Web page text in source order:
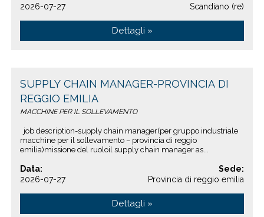
2026-07-27
Scandiano (re)
Dettagli »
SUPPLY CHAIN MANAGER-PROVINCIA DI
REGGIO EMILIA
MACCHINE PER IL SOLLEVAMENTO
job description-supply chain manager(per gruppo industriale
macchine per il sollevamento – provincia di reggio
emilia)missione del ruoloil supply chain manager as...
Data:
2026-07-27
Sede:
Provincia di reggio emilia
Dettagli »